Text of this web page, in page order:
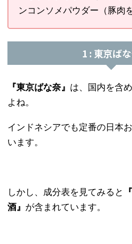
ンコンソメパウダー（豚肉
1 : 東京ば
『東京ばな奈』 は、国内を含
よね。
インドネシアでも定番の日本
います。
しかし、成分表を見てみると
酒』 が含まれています。